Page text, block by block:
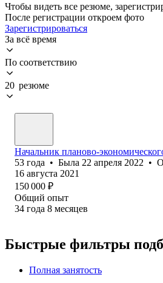
Чтобы видеть все резюме,
После регистрации откроем фото
Зарегистрироваться
За всё время
По соответствию
20 резюме
Начальник планово-
53 года • Была 22 апреля 2022 •
16 августа 2021
150 000 ₽
Общий опыт
34 года 8 месяцев
Быстрые фильтры
Полная занятость